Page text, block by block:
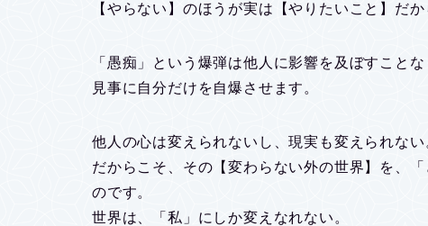
【やらない】のほうが実は【やりたいこと】だか
「愚痴」という爆弾は他人に影響を及ぼすことな
見事に自分だけを自爆させます。
他人の心は変えられないし、現実も変えられない
だからこそ、その【変わらない外の世界】を、
のです。
世界は、「私」にしか変えなれない。